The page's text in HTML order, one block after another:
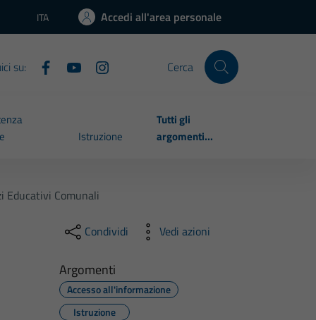
Lingua attiva:
ITA Accedi all'area personale
su: Cerca
Istruzione
Tutti gli
argomenti...
Educativi Comunali
Condividi Vedi azioni
Argomenti
Accesso all'informazione
Istruzione